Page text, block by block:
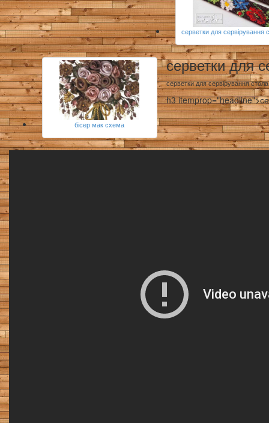
серветки для сервірування
бісер мак схема
серветки для
серветки для сервірування
h3